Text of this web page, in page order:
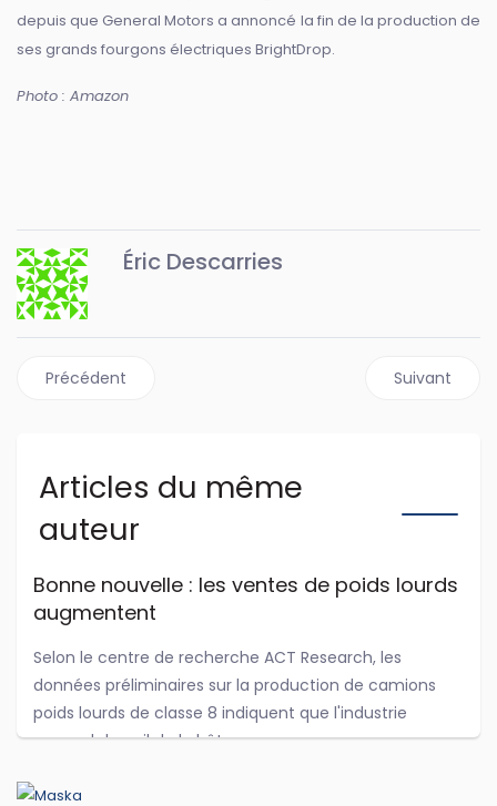
depuis que General Motors a annoncé la fin de la production de
ses grands fourgons électriques BrightDrop.
Photo : Amazon
Éric Descarries
Article précédent : Le nouveau Mack Anthem fait ses
Précédent Article
Suivant
Articles du même
auteur
Bonne nouvelle : les ventes de poids lourds
augmentent
Selon le centre de recherche ACT Research, les
données préliminaires sur la production de camions
poids lourds de classe 8 indiquent que l'industrie
reprend du poil de la bête.
...